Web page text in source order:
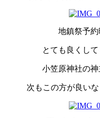
地鎮祭予約
とても良くし
小笠原神社の神
次もこの方が良いな